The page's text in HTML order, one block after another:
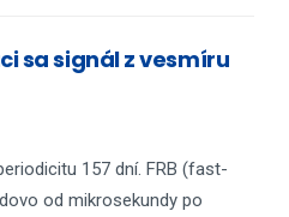
sa signál z vesmíru
157 dní. FRB (fast-
od mikrosekundy po